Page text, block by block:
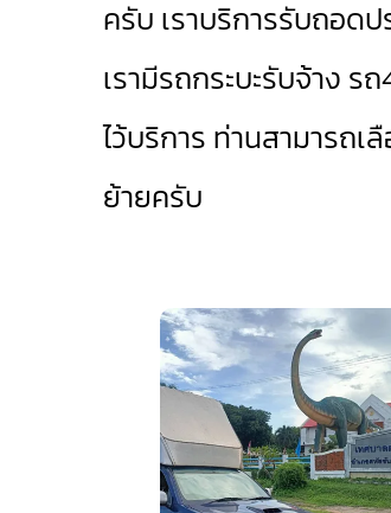
ครับ เราบริการรับถอด
เรามีรถกระบะรับจ้าง ร
ไว้บริการ ท่านสามารถเ
ย้ายครับ